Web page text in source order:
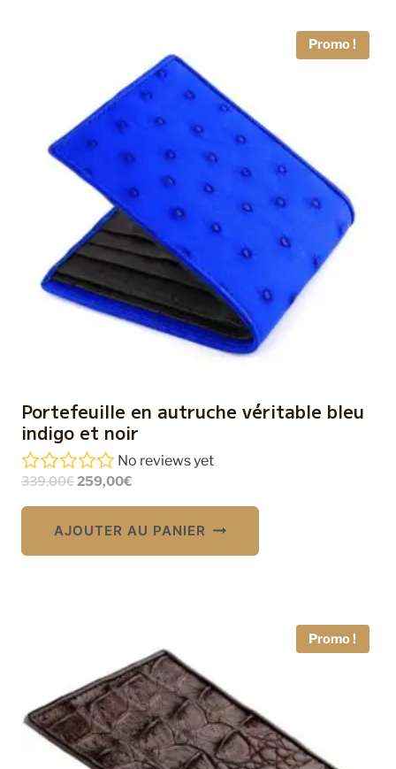
Promo !
Portefeuille en autruche véritable bleu
indigo et noir
No reviews yet
339,00€Le
259,00€Le
AJOUTER AU PANIER
Promo !